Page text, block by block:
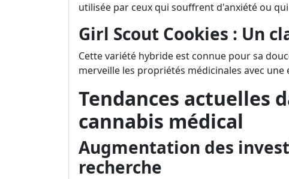
utilisée par ceux qui souffrent d'anxiété ou
Girl Scout Cookies : Un
Cette variété hybride est connue pour sa
merveille les propriétés médicinales avec une
Tendances actuelles
cannabis médical
Augmentation des
recherche